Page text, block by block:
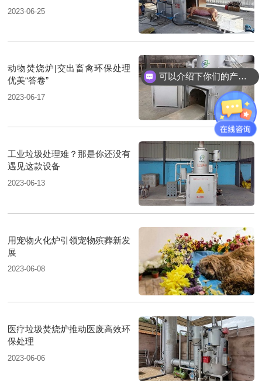
2023-06-25
动物焚烧炉|交出畜禽环保处理
优美“答卷”
2023-06-17
工业垃圾处理难？那是你还没有
遇见这款设备
2023-06-13
用宠物火化炉引领宠物殡葬新发
展
2023-06-08
医疗垃圾焚烧炉推动医废高效环
保处理
2023-06-06
可以介绍下你们的产品么？